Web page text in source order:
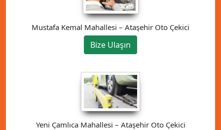
Mustafa Kemal Mahallesi – Ataşehir Oto Çekici
Bize Ulaşın
Yeni Çamlıca Mahallesi – Ataşehir Oto Çekici